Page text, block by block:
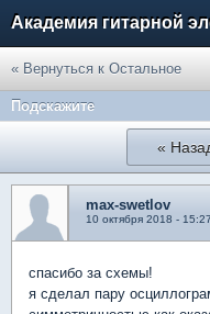
Академия гитарной
« Вернуться к Остальное
Подскажите
«
max-swetlov
10 октября 2018 - 15:27
спасибо за схемы!
я сделал пару